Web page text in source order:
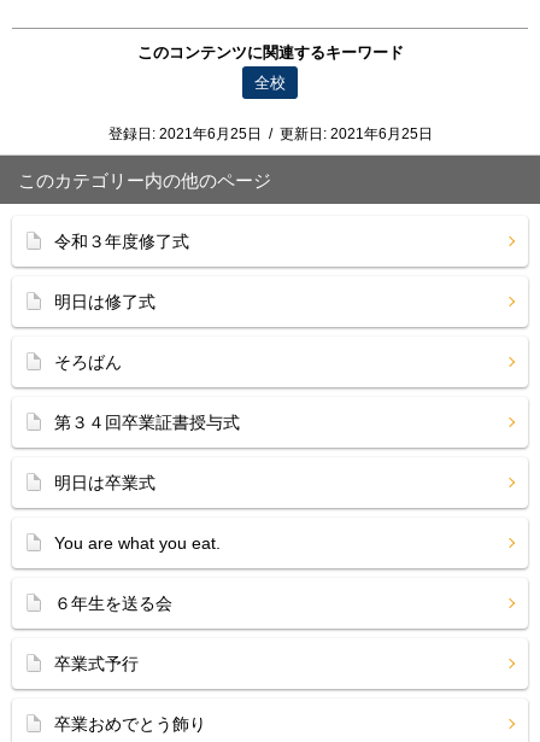
このコンテンツに関連するキーワード
全校
登録日: 2021年6月25日 / 更新日: 2021年6月25日
このカテゴリー内の他のページ
令和３年度修了式
明日は修了式
そろばん
第３４回卒業証書授与式
明日は卒業式
You are what you eat.
６年生を送る会
卒業式予行
卒業おめでとう飾り